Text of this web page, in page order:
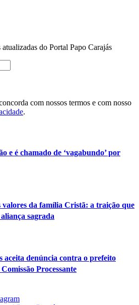
do Portal Papo Carajás
com nossos termos e com nosso
.
e é chamado de ‘vagabundo’ por
valores da família Cristã: a traição que
sagrada
aceita denúncia contra o prefeito
Processante